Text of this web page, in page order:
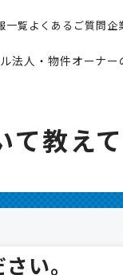
一覧 よ く あ る ご質問企
ル法 人 ・ 物件オーナー
て教え
い。